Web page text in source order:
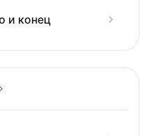
и конец